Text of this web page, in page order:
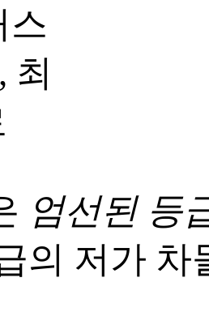
엄선된 등
의 저가